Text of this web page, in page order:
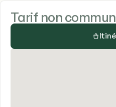
Tarif non